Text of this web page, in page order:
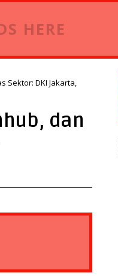
HERE
Sektor: DKI Jakarta,
dan